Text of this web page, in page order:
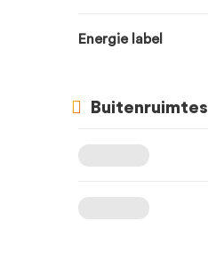
Energie label
Buitenruimtes